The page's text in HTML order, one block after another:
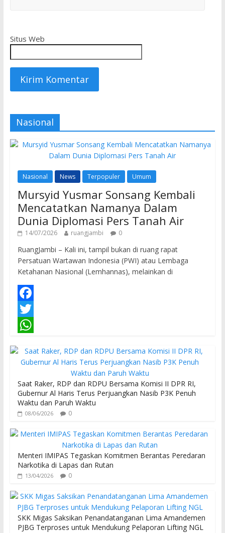
Situs Web
Nasional
Nasional News Terpopuler Umum
Mursyid Yusmar Sonsang Kembali
Mencatatkan Namanya Dalam
Dunia Diplomasi Pers Tanah Air
14/07/2026 ruangjambi 0
RuangJambi – Kali ini, tampil bukan di ruang rapat
Persatuan Wartawan Indonesia (PWI) atau Lembaga
Ketahanan Nasional (Lemhannas), melainkan di
F
a
o
o
T
t
e
t
s
p
p
Saat Raker, RDP dan RDPU Bersama Komisi II DPR RI,
Gubernur Al Haris Terus Perjuangkan Nasib P3K Penuh
Waktu dan Paruh Waktu
08/06/2026 0
Menteri IMIPAS Tegaskan Komitmen Berantas Peredaran
Narkotika di Lapas dan Rutan
13/04/2026 0
SKK Migas Saksikan Penandatanganan Lima Amandemen
PJBG Terproses untuk Mendukung Pelaporan Lifting NGL